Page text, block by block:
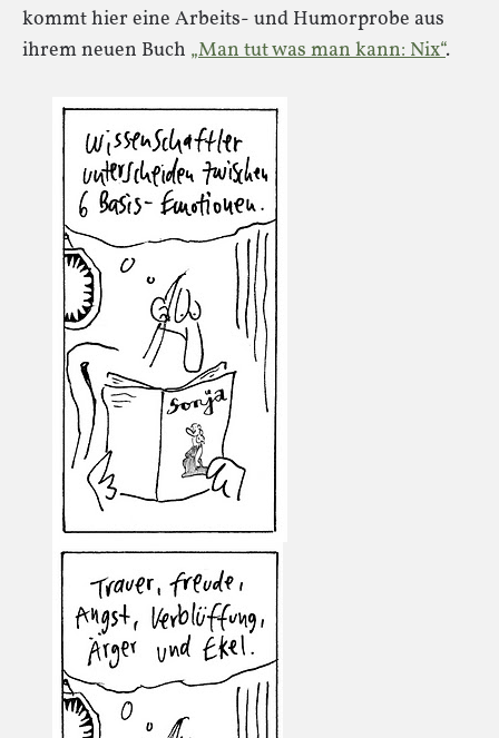
kommt hier eine Arbeits- und Humorprobe aus
ihrem neuen Buch „Man tut was man kann: Nix“.